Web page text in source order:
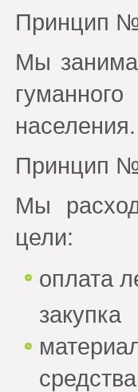
Принцип
Мы
населения.
Принцип
Мы
цели:
оплата